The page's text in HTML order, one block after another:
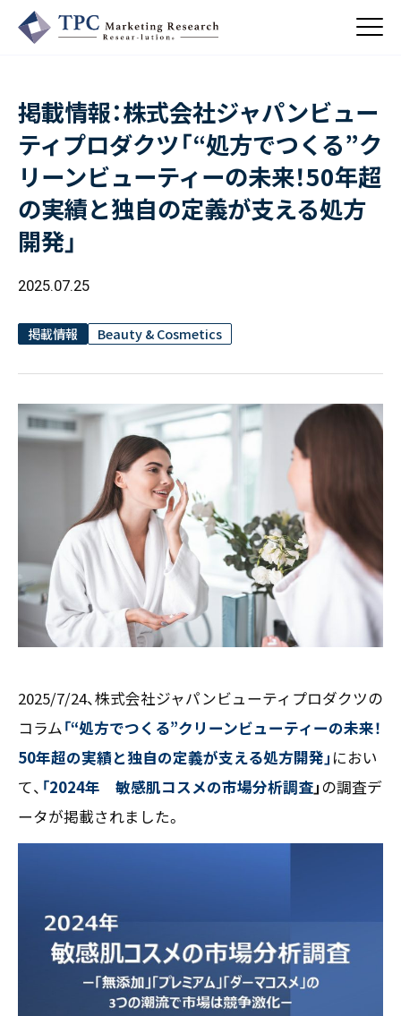
TPCマーケティングリサーチ株式会社
〒550-0013
大阪市西区新町2-4-2 なにわ筋SIAビル［Map］
Mail form
［ 24時間受付中 ］
［ 9:00-17:00 土日祝除く ］
About Us ／ TPCについて
私たちの強み
会社概要・沿革
CSR
Business ／ 事業紹介
コンサルティング
- 市場調査
- アンケート調査
お客様の声
Online Shop
Health & Food
Topics ／ トピックス
新刊情報
インタビュー
セミナー情報
TPCジャーナル
採用TOP
- 求める人物像
- 人事育成システム
- 先輩社員の声
- エントリー一覧
- TPCでの働き方
Contents ／ 事業紹介
お問い合わせ
情報セキュリティ基本方針
コンプライアンス規程
プライバシーポリシー
掲載情報：株式会社ジャパンビュー
ティプロダクツ「“処方でつくる”ク
リーンビューティーの未来！50年超
の実績と独自の定義が支える処方
開発」
2025.07.25
掲載情報 Beauty & Cosmetics
2025/7/24、株式会社ジャパンビューティプロダクツの
コラム「“処方でつくる”クリーンビューティーの未来！
50年超の実績と独自の定義が支える処方開発」 におい
て、 「2024年 敏感肌コスメの市場分析調査」の調査デ
ータが掲載されました。